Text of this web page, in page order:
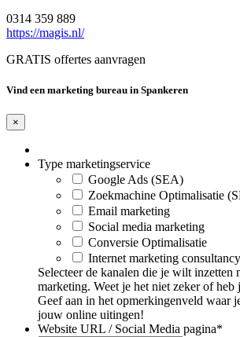
0314 359 889
https://magis.nl/
GRATIS offertes aanvragen
Vind een marketing bureau in Spankeren
×
Type marketingservice
Google Ads (SEA)
Zoekmachine Optimalisatie
Email marketing
Social media marketing
Conversie Optimalisatie
Internet marketing consultancy
Selecteer de kanalen die je wilt inzetten
marketing. Weet je het niet zeker of heb
Geef aan in het opmerkingenveld waar
jouw online uitingen!
Website URL / Social Media pagina*